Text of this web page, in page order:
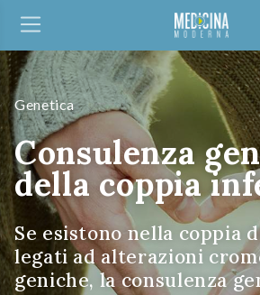
Genetica
Consulenza
della coppia
Se esistono nella coppia
legati ad alterazioni
geniche, la consulenza